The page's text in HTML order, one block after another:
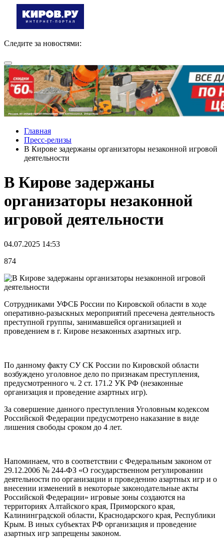
Следите за новостями:
Главная
Пресс-релизы
В Кирове задержаны организаторы незаконной игровой
деятельности
В Кирове задержаны
организаторы незаконной
игровой деятельности
04.07.2025 14:53
874
Сотрудниками УФСБ России по Кировской области в ходе
оперативно-разыскных мероприятий пресечена деятельность
преступной группы, занимавшейся организацией и
проведением в г. Кирове незаконных азартных игр.
По данному факту СУ СК России по Кировской области
возбуждено уголовное дело по признакам преступления,
предусмотренного ч. 2 ст. 171.2 УК РФ (незаконные
организация и проведение азартных игр).
За совершение данного преступления Уголовным кодексом
Российской Федерации предусмотрено наказание в виде
лишения свободы сроком до 4 лет.
Напоминаем, что в соответствии с Федеральным законом от
29.12.2006 № 244-ФЗ «О государственном регулировании
деятельности по организации и проведению азартных игр и о
внесении изменений в некоторые законодательные акты
Российской Федерации» игровые зоны создаются на
территориях Алтайского края, Приморского края,
Калининградской области, Краснодарского края, Республики
Крым. В иных субъектах РФ организация и проведение
азартных игр запрещены законом.